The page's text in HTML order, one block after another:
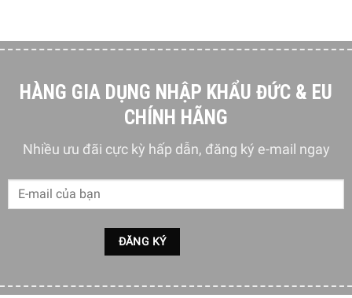
Từng loại cà phê được hiển thị rõ ràng – coffeeSelect
HÀNG GIA DỤNG NHẬP KHẨU ĐỨC & EU
CHÍNH HÃNG
Nhiều ưu đãi cực kỳ hấp dẫn, đăng ký e-mail ngay